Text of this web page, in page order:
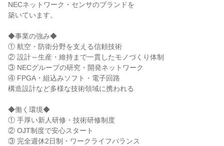
NECネットワーク・センサのブランドを
築いています。
◆事業の強み◆
① 航空・防衛分野を支える信頼技術
② 設計～生産・維持まで一貫したモノづくり体制
③ NECグループの研究・開発ネットワーク
④ FPGA・組込みソフト・電子回路
構造設計など多様な技術領域に携われる
◆働く環境◆
① 手厚い新人研修・技術研修制度
② OJT制度で安心スタート
③ 完全週休2日制・ワークライフバランス